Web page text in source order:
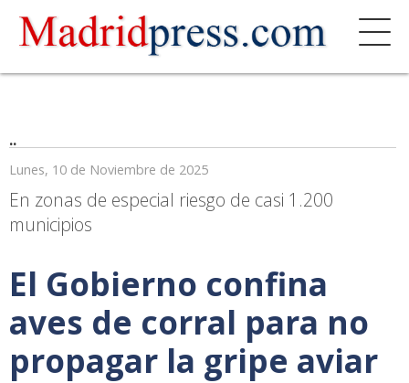
..
Lunes, 10 de Noviembre de 2025
En zonas de especial riesgo de casi 1.200
municipios
El Gobierno confina
aves de corral para no
propagar la gripe aviar